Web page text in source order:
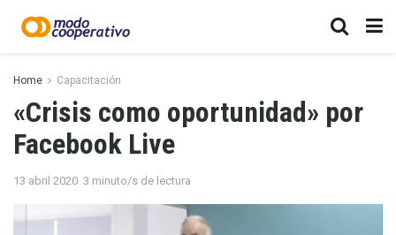
Home Capacitación
«Crisis como oportunidad» por
Facebook Live
13 abril 2020 3 minuto/s de lectura